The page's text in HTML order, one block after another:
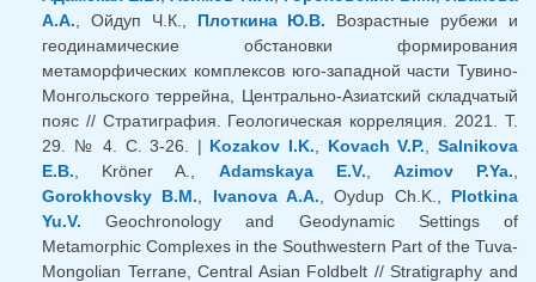
А.А. , Ойдуп Ч.К., Плоткина Ю.В. Возрастные рубежи и
геодинамические обстановки формирования
метаморфических комплексов юго-западной части Тувино-
Монгольского террейна, Центрально-Азиатский складчатый
пояс // Стратиграфия. Геологическая корреляция. 2021. Т.
29. № 4. С. 3-26. | Kozakov I.K. Kovach V.P. ,Salnikova
E.B. , Kröner A., Adamskaya E.V. Azimov P.Ya.
Gorokhovsky B.M.
Ivanova A.A. , Oydup Ch.K., Plotkina
Yu.V. Geochronology and Geodynamic Settings of
Metamorphic Complexes in the Southwestern Part of the Tuva-
Mongolian Terrane, Central Asian Foldbelt // Stratigraphy and